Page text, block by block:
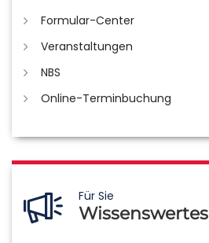
Formular-Center
Veranstaltungen
NBS
Online-Terminbuchung
Für Sie
Wissenswertes